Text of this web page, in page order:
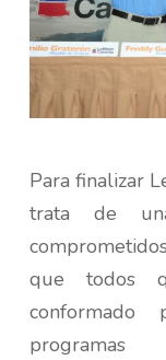
Para finalizar
trata de
que todos